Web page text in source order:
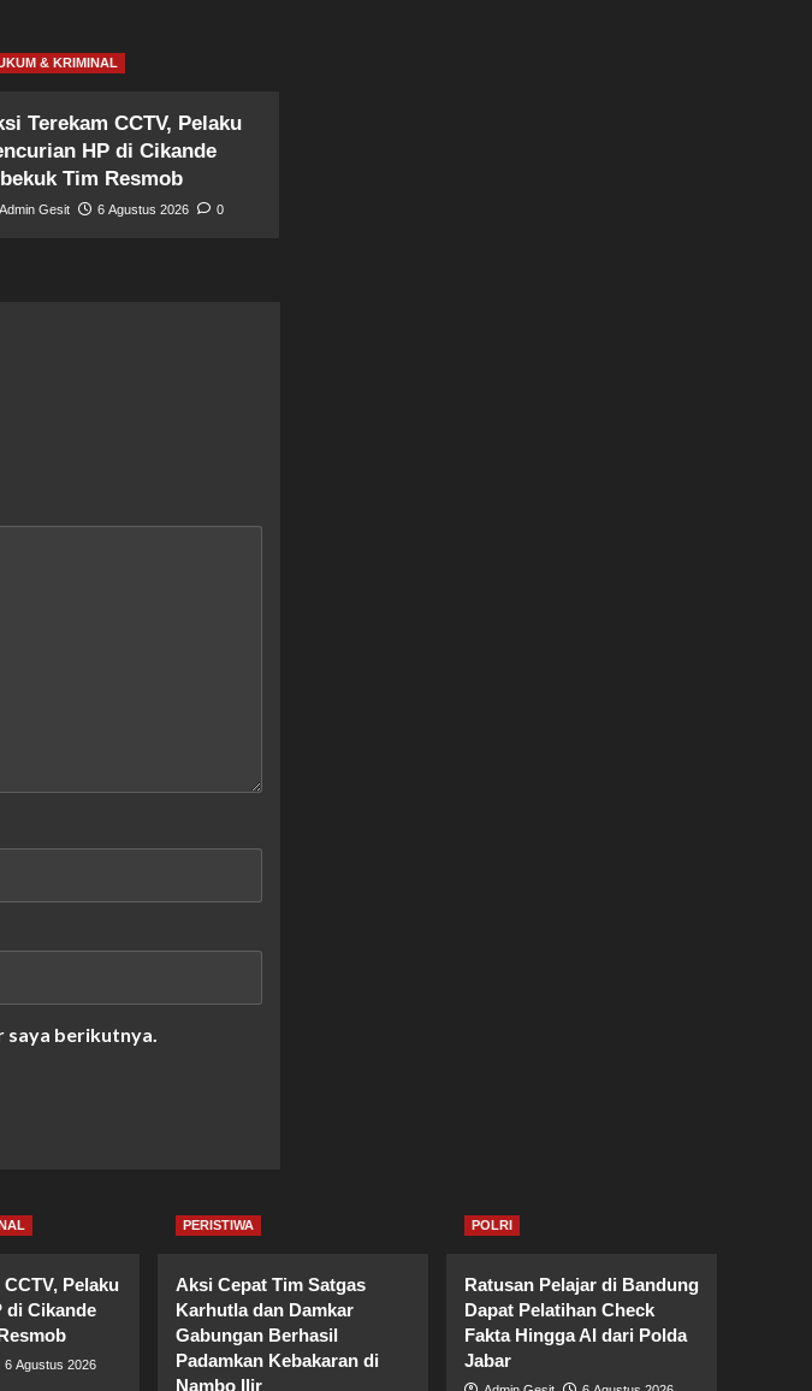
& KRIMINAL
Terekam CCTV, Pelaku
HP di Cikande
Tim Resmob
Admin Gesit 6 Agustus 2026 0
saya berikutnya.
Pelaku
di Cikande
6 Agustus 2026
PERISTIWA
Aksi Cepat Tim Satgas
Karhutla dan Damkar
Gabungan Berhasil
Padamkan Kebakaran di
Nambo Ilir
POLRI
Ratusan Pelajar di Bandung
Dapat Pelatihan Check
Fakta Hingga AI dari Polda
Jabar